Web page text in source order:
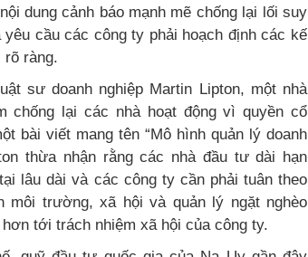
dung cảnh báo mạnh mẽ chống lại lối suy
yêu cầu các công ty phải hoạch định các kế
rõ ràng.
sư doanh nghiệp Martin Lipton, một nhà
chống lại các nhà hoạt động vì quyền cổ
bài viết mang tên “Mô hình quản lý doanh
thừa nhận rằng các nhà đầu tư dài hạn
lâu dài và các công ty cần phải tuân theo
môi trường, xã hội và quản lý ngặt nghèo
tới trách nhiệm xã hội của công ty.